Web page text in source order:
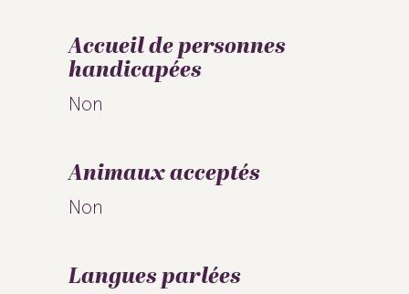
Accueil de personnes
handicapées
Non
Animaux acceptés
Non
Langues parlées